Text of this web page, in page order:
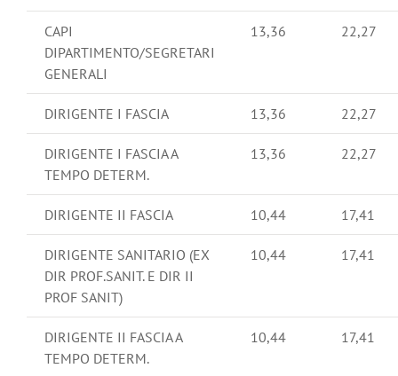
CAPI
DIPARTIMENTO/SEGRETARI
GENERALI
13,36 22,27
DIRIGENTE I FASCIA 13,36 22,27
DIRIGENTE I FASCIA A
TEMPO DETERM.
13,36 22,27
DIRIGENTE II FASCIA 10,44 17,41
DIRIGENTE SANITARIO (EX
DIR PROF.SANIT. E DIR II
PROF SANIT)
10,44 17,41
DIRIGENTE II FASCIA A
TEMPO DETERM.
10,44 17,41